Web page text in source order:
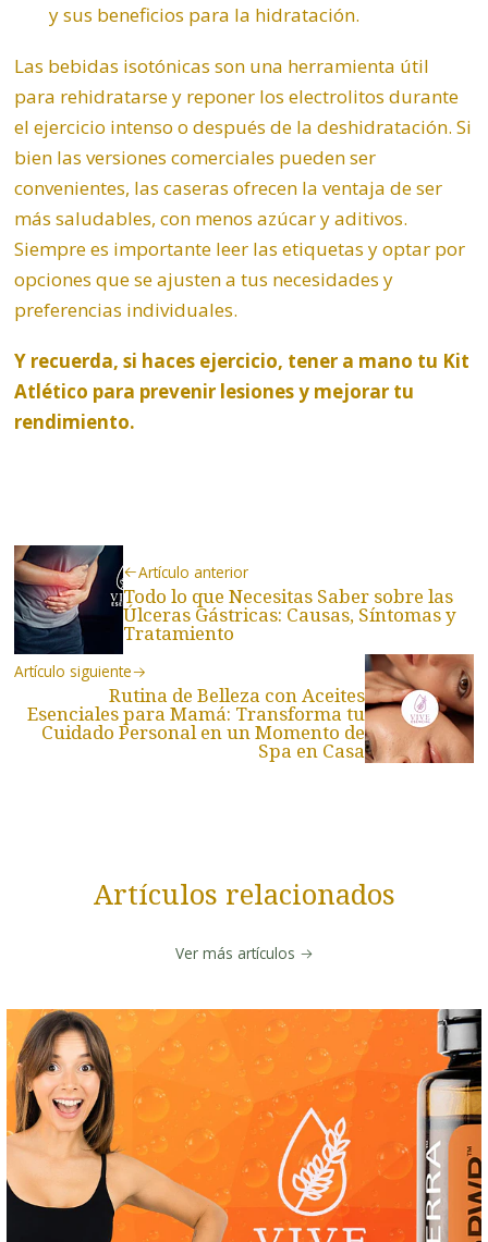
y sus beneficios para la hidratación.
Las bebidas isotónicas son una herramienta útil
para rehidratarse y reponer los electrolitos durante
el ejercicio intenso o después de la deshidratación. Si
bien las versiones comerciales pueden ser
convenientes, las caseras ofrecen la ventaja de ser
más saludables, con menos azúcar y aditivos.
Siempre es importante leer las etiquetas y optar por
opciones que se ajusten a tus necesidades y
preferencias individuales.
Y recuerda, si haces ejercicio, tener a mano tu Kit
Atlético para prevenir lesiones y mejorar tu
rendimiento.
Artículo anterior
Todo lo que Necesitas Saber sobre las
Úlceras Gástricas: Causas, Síntomas y
Tratamiento
Artículo siguiente
Rutina de Belleza con Aceites
Esenciales para Mamá: Transforma tu
Cuidado Personal en un Momento de
Spa en Casa
Artículos relacionados
Ver más artículos